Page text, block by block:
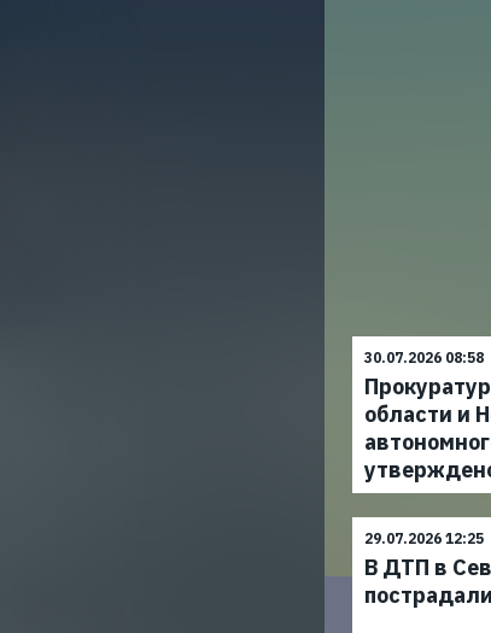
30.07.2026 08:58
области и
29.07.2026 12:25
В ДТП в